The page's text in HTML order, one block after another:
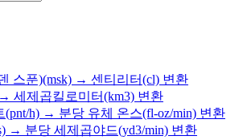
스푼)(msk) → 센티리터(cl) 변환
세제곱킬로미터(km3) 변환
(pnt/h) → 분당 유체 온스(fl-oz/min) 변환
→ 분당 세제곱야드(yd3/min) 변환